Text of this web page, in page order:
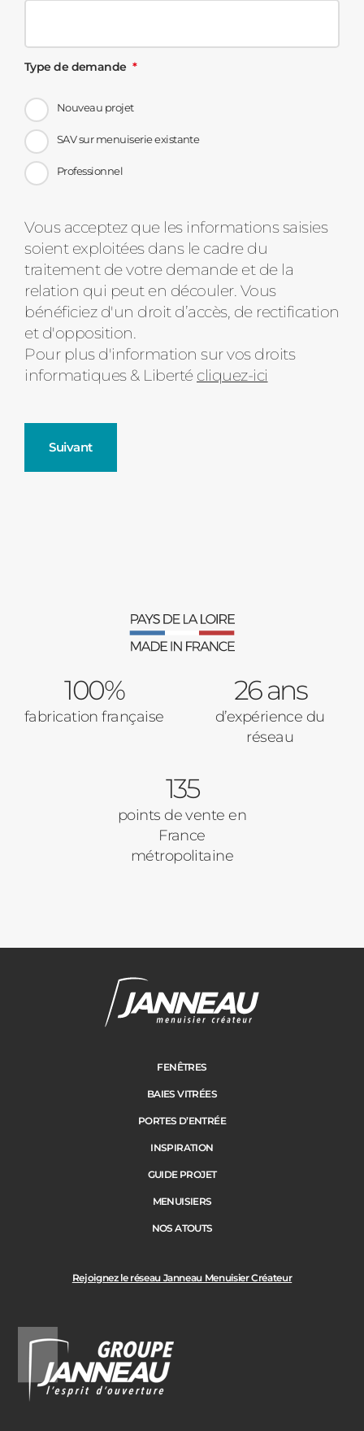
Type de demande
Nouveau projet
SAV sur menuiserie existante
Professionnel
Message
d'état
Vous acceptez que les informations saisies
soient exploitées dans le cadre du
traitement de votre demande et de la
relation qui peut en découler. Vous
bénéficiez d'un droit d’accès, de rectification
et d'opposition.
Pour plus d'information sur vos droits
informatiques & Liberté cliquez-ici
Suivant
Verrière intérieures
Baies Vitrées
Volets Roulants
Pergolas
Cloture
Suivant
Pavillon
Adresse des travaux
Code Postal des travaux
100%
fabrication française
26 ans
d’expérience du
réseau
135
points de vente en
France
métropolitaine
Rejoignez le réseau Janneau Menuisier Créateur
FENÊTRES
BAIES VITRÉES
PORTES D’ENTRÉE
INSPIRATION
GUIDE PROJET
MENUISIERS
NOS ATOUTS